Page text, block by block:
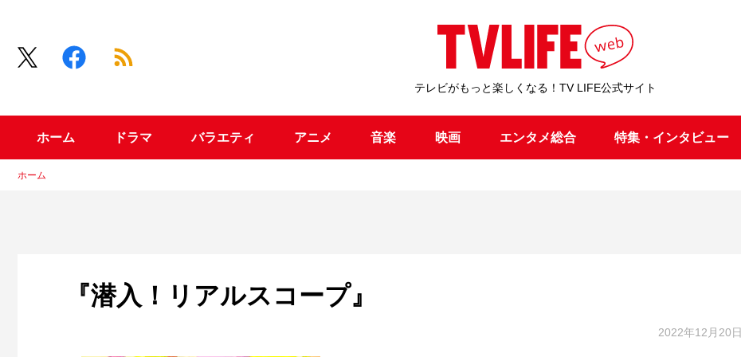
テレビがもっと楽しくなる！TV LIFE公式サイト
ホーム ドラマ バラエティ アニメ 音楽 映画 エンタメ総合 特集・インタビュー
ホーム
『潜入！リアルスコープ』
2022年12月20日